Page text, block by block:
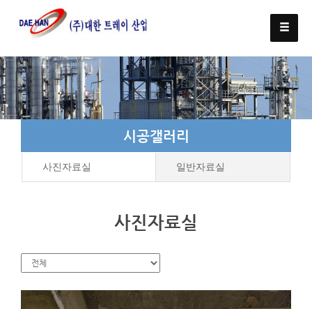
시공갤러리
사진자료실 일반자료실
사진자료실